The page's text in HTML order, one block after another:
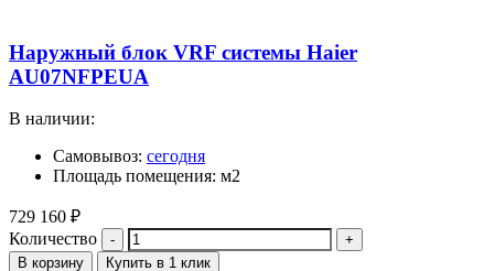
Наружный блок VRF системы Haier
AU07NFPEUA
В наличии:
Самовывоз: сегодня
Площадь помещения: м2
729 160 ₽
Количество
В корзину Купить в 1 клик